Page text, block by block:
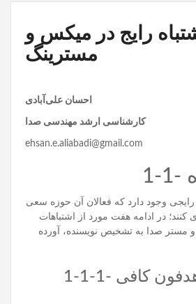
رایج در میکس و
مسترینگ
احسان علی‌آبادی
کارشناسی ارشد مهندسی صدا
ehsan.e.aliabadi@gmail.com
وجود دارد که فعالان آن حوزه سعی
کنند؛ در ادامه هفت مورد از اشتباهات
مستر صدا به تشخیص نویسنده، آورده
1-1-1- در مسترینگ هدفون کافی